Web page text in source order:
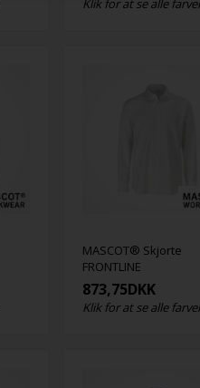
Klik for at se alle
MASCOT® Skjorte
FRONTLINE
873,75DKK
Klik for at se alle